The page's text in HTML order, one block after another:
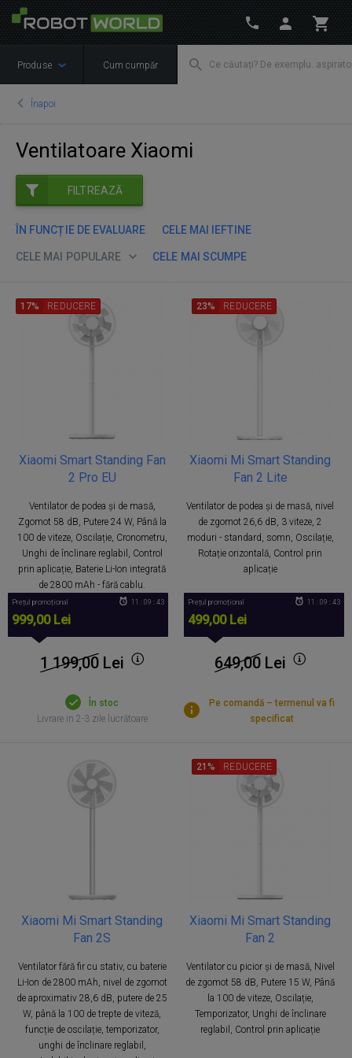
Produse Cum cumpăr
Înapoi
Ventilatoare Xiaomi
FILTREAZĂ
ÎN FUNCȚIE DE EVALUARE CELE MAI IEFTINE
CELE MAI POPULARE CELE MAI SCUMPE
Xiaomi Smart Standing Fan
2 Pro EU
Ventilator de podea și de masă,
Zgomot 58 dB, Putere 24 W, Până la
100 de viteze, Oscilație, Cronometru,
Unghi de înclinare reglabil, Control
prin aplicație, Baterie Li-Ion integrată
de 2800 mAh - fără cablu.
17% REDUCERE
Prețul promoțional
999,00 Lei
11 : 09 : 43
1 199,00Lei
În stoc
Livrare in 2-3 zile lucrătoare
Xiaomi Mi Smart Standing
Fan 2 Lite
Ventilator de podea și de masă, nivel
de zgomot 26,6 dB, 3 viteze, 2
moduri - standard, somn, Oscilație,
Rotație orizontală, Control prin
aplicație
23% REDUCERE
Prețul promoțional
499,00 Lei
11 : 09 : 43
649,00Lei
Pe comandă – termenul va fi
specificat
Xiaomi Mi Smart Standing
Fan 2S
Ventilator fără fir cu stativ, cu baterie
Li-Ion de 2800 mAh, nivel de zgomot
de aproximativ 28,6 dB, putere de 25
W, până la 100 de trepte de viteză,
funcție de oscilație, temporizator,
unghi de înclinare reglabil,
Xiaomi Mi Smart Standing
Fan 2
Ventilator cu picior și de masă, Nivel
de zgomot 58 dB, Putere 15 W, Până
la 100 de viteze, Oscilație,
Temporizator, Unghi de înclinare
reglabil, Control prin aplicație
21% REDUCERE